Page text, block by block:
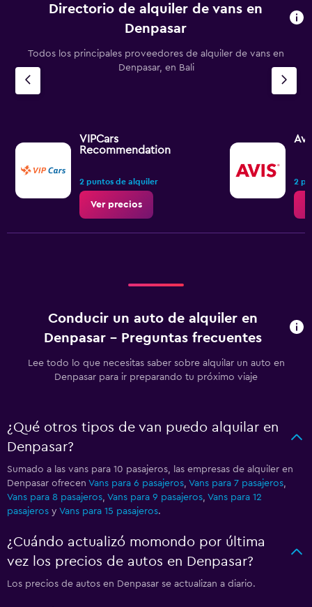
Directorio de alquiler de vans en
Denpasar
Todos los principales proveedores de alquiler de vans en
Denpasar, en Bali
VIPCars
Recommendation
2 puntos de alquiler
Ver precios
2
Conducir un auto de alquiler en
Denpasar - Preguntas frecuentes
Lee todo lo que necesitas saber sobre alquilar un auto en
Denpasar para ir preparando tu próximo viaje
¿Qué otros tipos de van puedo alquilar en
Denpasar?
Sumado a las vans para 10 pasajeros, las empresas de alquiler en
Denpasar ofrecen Vans para 6 pasajeros, Vans para 7 pasajeros,
Vans para 8 pasajeros, Vans para 9 pasajeros, Vans para 12
pasajeros y Vans para 15 pasajeros.
¿Cuándo actualizó momondo por última
vez los precios de autos en Denpasar?
Los precios de autos en Denpasar se actualizan a diario.